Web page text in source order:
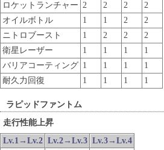
ロケットランチャー 2 2 2
2
オイルボトル
1 1 2
2
ニトロブースト
1 2 2
2
衛星レーザー
1 1 1
1
バリアコーティング 1 1 1
1
耐久力回復
1 1 1 1
ラピッドファントム
走行性能上昇
Lv.1→Lv.2 Lv.2→Lv.3 Lv.3→Lv.4